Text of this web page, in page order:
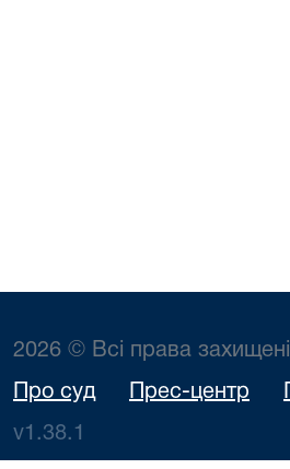
2026 © Всі права захищені
Про суд Прес-центр
v1.38.1